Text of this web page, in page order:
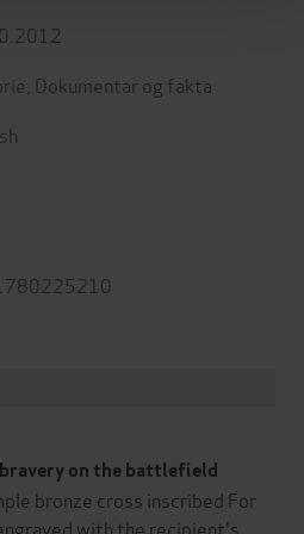
Dokumentar og fakta
on the battlefield
bronze cross inscribed For
with the recipient's